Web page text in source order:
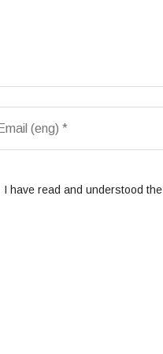
I have read and understood the